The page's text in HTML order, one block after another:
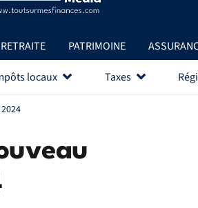
RETRAITE PATRIMOINE
locaux Taxes